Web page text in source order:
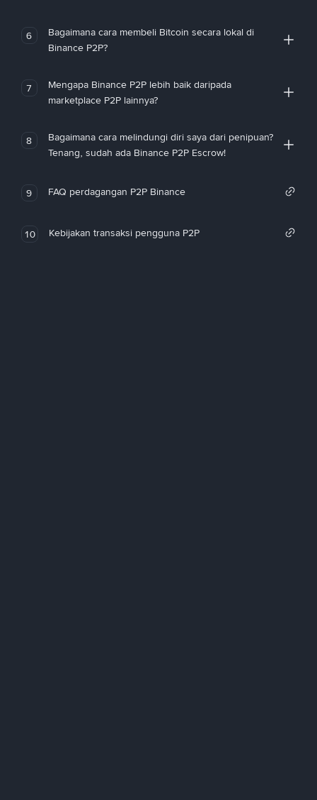
6
Bagaimana cara membeli Bitcoin secara lokal di
Binance P2P?
7
Mengapa Binance P2P lebih baik daripada
marketplace P2P lainnya?
8
Bagaimana cara melindungi diri saya dari penipuan?
Tenang, sudah ada Binance P2P Escrow!
9 FAQ perdagangan P2P Binance
10 Kebijakan transaksi pengguna P2P